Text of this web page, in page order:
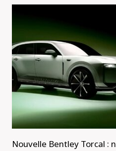
Nouvelle Bentley Torcal :